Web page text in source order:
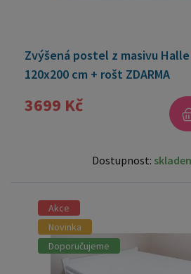
Zvýšená postel z masivu
120x200 cm + rošt ZDARMA
3699 Kč
Dostupnost:
Akce
Novinka
Doporučujeme